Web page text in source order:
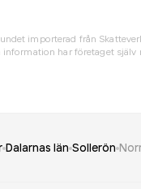
importerad från
har företaget själv
Dalarnas län Sollerön